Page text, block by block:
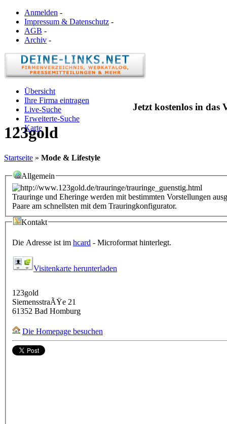
Anmelden -
Impressum & Datenschutz -
AGB -
Archiv -
Übersicht
Ihre Firma eintragen
Live-Suche
Erweiterte-Suche
Karte
Jetzt kostenlos in das
123gold
Startseite » Mode & Lifestyle
Allgemein
Trauringe und Eheringe werden mit bestimmten Vorstellungen
Paare am schnellsten mit dem Trauringkonfigurator.
Kontakt
Die Adresse ist im hcard - Microformat hinterlegt.
Visitenkarte herunterladen
123gold
SiemensstraÃŸe 21
61352 Bad Homburg
Die Homepage besuchen